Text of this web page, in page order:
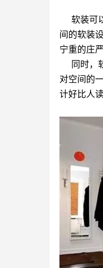
软装可
间的软装
宁重的庄
同时，
对空间的
计好比人